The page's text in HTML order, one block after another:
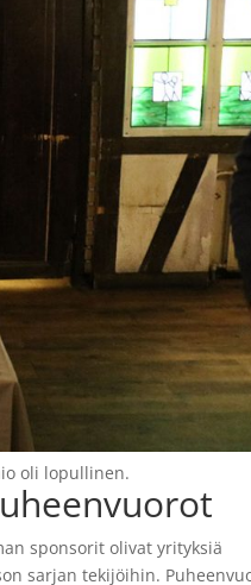
oli lopullinen.
sponsorit olivat yrityksiä
sarjan tekijöihin.